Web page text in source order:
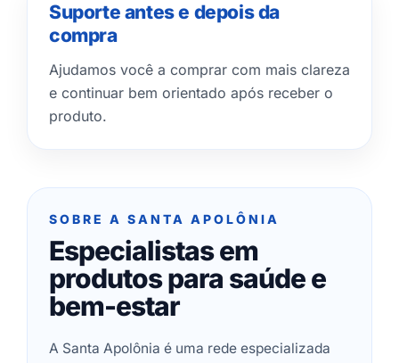
Suporte antes e depois da
compra
Ajudamos você a comprar com mais clareza
e continuar bem orientado após receber o
produto.
SOBRE A SANTA APOLÔNIA
Especialistas em
produtos para saúde e
bem-estar
A Santa Apolônia é uma rede especializada